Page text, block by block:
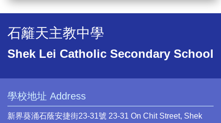
石籬天主教中學
Shek Lei Catholic Secondary School
學校地址 Address
新界葵涌石蔭安捷街23-31號 23-31 On Chit Street, Shek